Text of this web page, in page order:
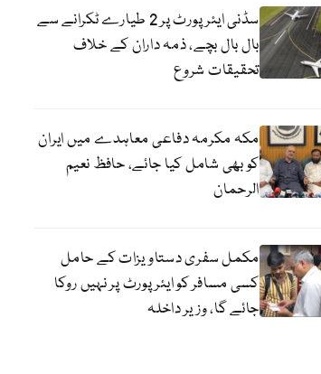
سڈنی ایئرپورٹ پر 2 طیارے ٹکرانے سے
بال بال بچے، ذمہ داران کے خلاف
تحقیقات شروع
مکہ مکرمہ دفاعی معاہدے میں ایران
کو بھی شامل کیا جائے، حافظ نعیم
الرحمان
مکمل سفری دستاویزات کے حامل
کسی مسافر کو ایئرپورٹ پر نہیں روکا
جائے گا، وزیر داخلہ